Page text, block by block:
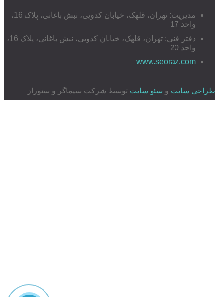
مدیریت: تهران، قلهک، خیابان کدویی، نبش باغانی، پلاک 16،
واحد 17
دفتر فنی: تهران، قلهک، خیابان کدویی، نبش باغانی، پلاک 16،
واحد 20
www.seoraz.com
طراحی سایت و سئو سایت توسط شرکت سیماگر و سئوراز